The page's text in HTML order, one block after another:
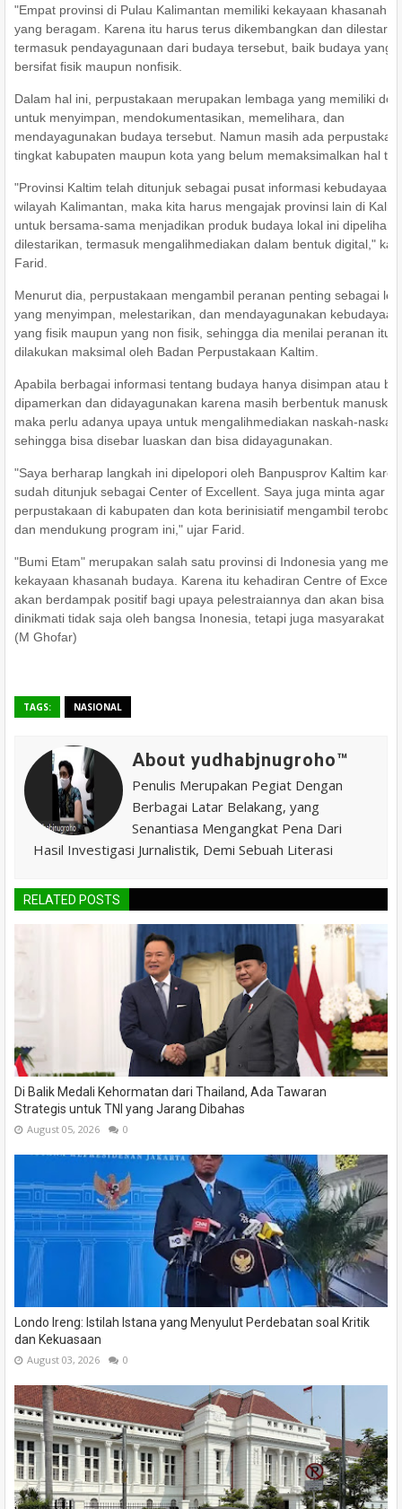
"Empat provinsi di Pulau Kalimantan memiliki kekayaan khasanah
yang beragam. Karena itu harus terus dikembangkan dan
termasuk pendayagunaan dari budaya tersebut, baik budaya yang
bersifat fisik maupun nonfisik.
Dalam hal ini, perpustakaan merupakan lembaga yang memiliki
untuk menyimpan, mendokumentasikan, memelihara, dan
mendayagunakan budaya tersebut. Namun masih ada
tingkat kabupaten maupun kota yang belum memaksimalkan hal
"Provinsi Kaltim telah ditunjuk sebagai pusat informasi kebudayaan
wilayah Kalimantan, maka kita harus mengajak provinsi lain di
untuk bersama-sama menjadikan produk budaya lokal ini dipelihara
dilestarikan, termasuk mengalihmediakan dalam bentuk digital,"
Farid.
Menurut dia, perpustakaan mengambil peranan penting sebagai
yang menyimpan, melestarikan, dan mendayagunakan
yang fisik maupun yang non fisik, sehingga dia menilai peranan itu
dilakukan maksimal oleh Badan Perpustakaan Kaltim.
Apabila berbagai informasi tentang budaya hanya disimpan atau
dipamerkan dan didayagunakan karena masih berbentuk
maka perlu adanya upaya untuk mengalihmediakan naskah-naskah
sehingga bisa disebar luaskan dan bisa didayagunakan.
"Saya berharap langkah ini dipelopori oleh Banpusprov Kaltim
sudah ditunjuk sebagai Center of Excellent. Saya juga minta agar
perpustakaan di kabupaten dan kota berinisiatif mengambil
dan mendukung program ini," ujar Farid.
"Bumi Etam" merupakan salah satu provinsi di Indonesia yang
kekayaan khasanah budaya. Karena itu kehadiran Centre of
akan berdampak positif bagi upaya pelestraiannya dan akan bisa
dinikmati tidak saja oleh bangsa Inonesia, tetapi juga masyarakat
(M Ghofar)
TAGS: NASIONAL
About yudhabjnugroho™️
Penulis Merupakan Pegiat Dengan
Berbagai Latar Belakang, yang
Senantiasa Mengangkat Pena Dari
Hasil Investigasi Jurnalistik, Demi Sebuah Literasi
RELATED POSTS
Di Balik Medali Kehormatan dari Thailand, Ada Tawaran
Strategis untuk TNI yang Jarang Dibahas
August 05, 2026 0
Londo Ireng: Istilah Istana yang Menyulut Perdebatan soal Kritik
dan Kekuasaan
August 03, 2026 0